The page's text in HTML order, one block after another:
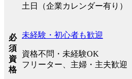
土日（企業カレンダー有り）
必
須
資
格
未経験・初心者も歓迎
資格不問・未経験OK
フリーター、主婦・主夫歓迎